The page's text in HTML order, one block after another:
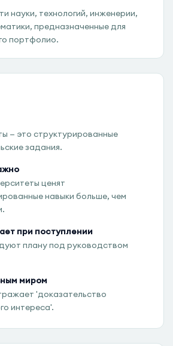
науки, технологий, инженерии,
предназначенные для
портфолио.
— это структурированные
задания.
ценят
навыки больше, чем
при поступлении
плану под руководством
миром
'доказательство
интереса'.